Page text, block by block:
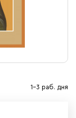
1-3 раб. дня